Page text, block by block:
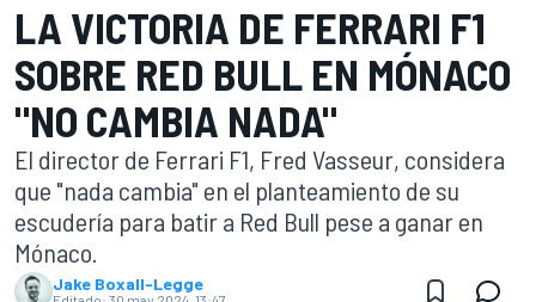
LA VICTORIA DE FERRARI F1
SOBRE RED BULL EN MÓNACO
"NO CAMBIA NADA"
El director de Ferrari F1, Fred Vasseur, considera
que "nada cambia" en el planteamiento de su
escudería para batir a Red Bull pese a ganar en
Mónaco.
Jake Boxall-Legge